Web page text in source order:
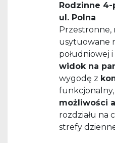
Rodzinne
ul. Polna
Przestronne,
usytuowane
południowej
widok na
wygodę z
funkcjonalny,
możliwości
rozdziału na
strefy